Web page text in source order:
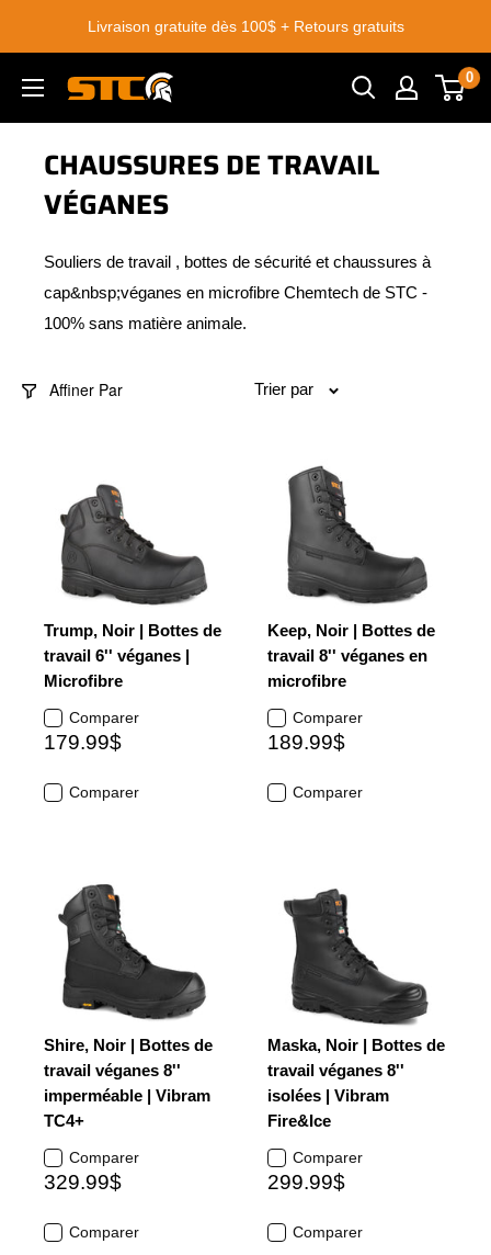
contenu
Livraison gratuite dès 100$ + Retours gratuits
STC
Footwear
0
CHAUSSURES DE TRAVAIL
VÉGANES
Souliers de travail , bottes de sécurité et chaussures à
cap&nbsp;véganes en microfibre Chemtech de STC -
100% sans matière animale.
Affiner Par Trier par
Trump, Noir | Bottes de
travail 6'' véganes |
Microfibre
Comparer
179.99$
Comparer
Keep, Noir | Bottes de
travail 8'' véganes en
microfibre
Comparer
189.99$
Comparer
Shire, Noir | Bottes de
travail véganes 8''
imperméable | Vibram
TC4+
Comparer
329.99$
Comparer
Maska, Noir | Bottes de
travail véganes 8''
isolées | Vibram
Fire&Ice
Comparer
299.99$
Comparer